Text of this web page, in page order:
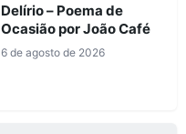
Delírio – Poema de
Ocasião por João Café
6 de agosto de 2026